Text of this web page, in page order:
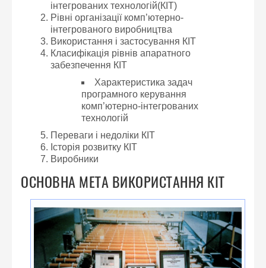
інтегрованих технологій(КІТ)
Рівні організації комп’ютерно-
інтегрованого виробництва
Використання і застосування КІТ
Класифікація рівнів апаратного
забезпечення КІТ
Характеристика задач
програмного керування
комп’ютерно-інтегрованих
технологій
Переваги і недоліки КІТ
Історія розвитку КІТ
Виробники
ОСНОВНА МЕТА ВИКОРИСТАННЯ КІТ